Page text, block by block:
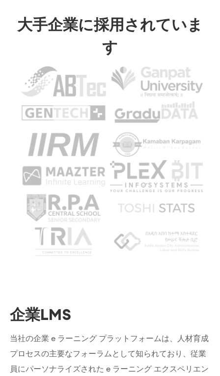
大手企業に採用されていま
す
企業LMS
当社の企業 e ラーニング プラットフォームは、人材育成
プロセスの主要なフォーラムとして知られており、従業
員にパーソナライズされた e ラーニング エクスペリエン